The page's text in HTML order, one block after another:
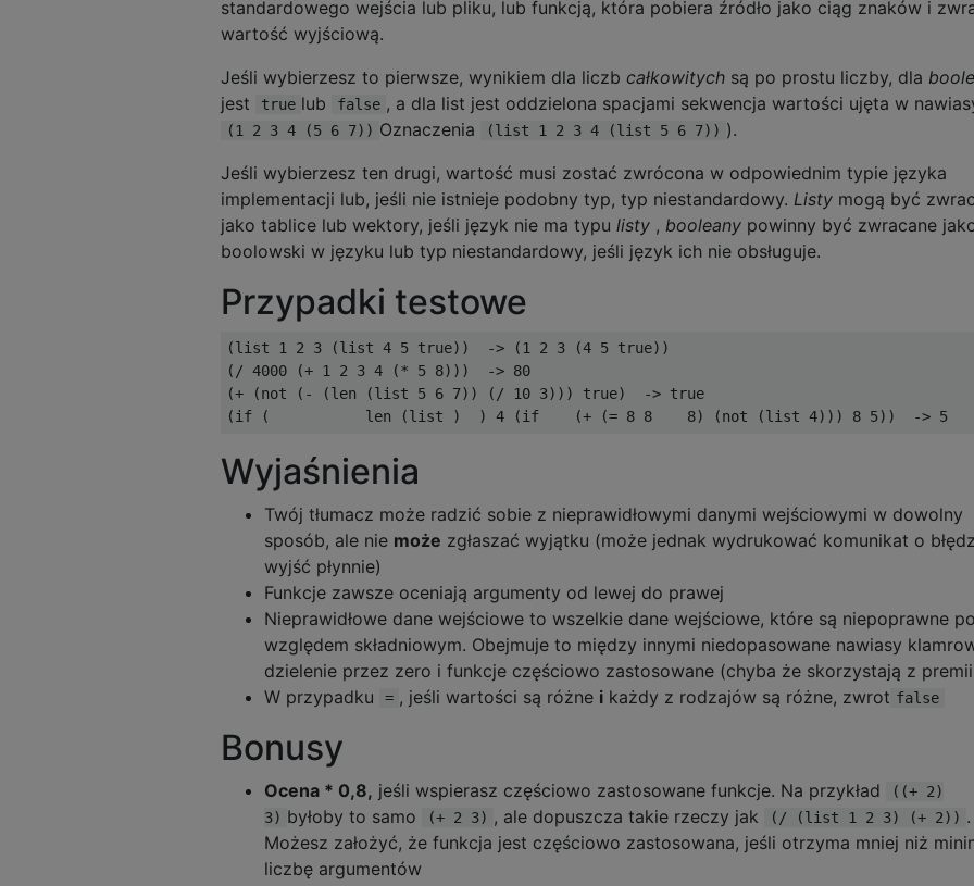
standardowego wejścia lub pliku, lub funkcją, która pobiera źródło jako ciąg znaków i
wartość wyjściową.
Jeśli wybierzesz to pierwsze, wynikiem dla liczb całkowitych są po prostu liczby, dla
jest
true lub false , a dla list jest oddzielona spacjami sekwencja wartości ujęta w
(1 2 3 4 (5 6 7)) Oznaczenia (list 1 2 3 4 (list 5 6 7)) ).
Jeśli wybierzesz ten drugi, wartość musi zostać zwrócona w odpowiednim typie języka
implementacji lub, jeśli nie istnieje podobny typ, typ niestandardowy. Listy mogą być
jako tablice lub wektory, jeśli język nie ma typu listy , booleany powinny być zwracane
boolowski w języku lub typ niestandardowy, jeśli język ich nie obsługuje.
Przypadki testowe
(list 1 2 3 (list 4 5 true))  -> (1 2 3 (4 5 true))
(/ 4000 (+ 1 2 3 4 (* 5 8)))  -> 80
(+ (not (- (len (list 5 6 7)) (/ 10 3))) true)  -> true
Wyjaśnienia
Twój tłumacz może radzić sobie z nieprawidłowymi danymi wejściowymi w dowolny
sposób, ale nie może zgłaszać wyjątku (może jednak wydrukować komunikat o
wyjść płynnie)
Funkcje zawsze oceniają argumenty od lewej do prawej
Nieprawidłowe dane wejściowe to wszelkie dane wejściowe, które są niepoprawne
względem składniowym. Obejmuje to między innymi niedopasowane nawiasy
dzielenie przez zero i funkcje częściowo zastosowane (chyba że skorzystają z
W przypadku
= , jeśli wartości są różne i każdy z rodzajów są różne, zwrot false
Bonusy
Ocena * 0,8, jeśli wspierasz częściowo zastosowane funkcje. Na przykład
((+ 2)
3) byłoby to samo (+ 2 3) , ale dopuszcza takie rzeczy jak (/ (list 1 2 3) (+ 2)) .
Możesz założyć, że funkcja jest częściowo zastosowana, jeśli otrzyma mniej niż
liczbę argumentów